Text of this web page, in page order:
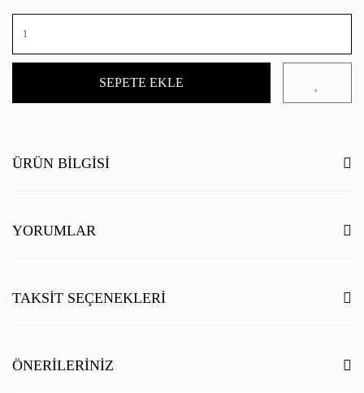
SEPETE EKLE
ÜRÜN BILGISI
YORUMLAR
Bu ürüne ilk yorumu siz yapın!
TAKSIT SEÇENEKLERI
ÖNERILERINIZ